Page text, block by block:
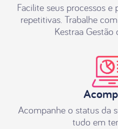
Facilite seus processos e
repetitivas. Trabalhe
Kestraa Gestão
Acompanhe o status da
tudo em